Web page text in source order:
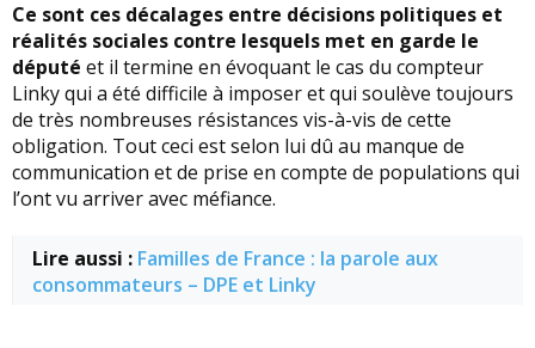
Ce sont ces décalages entre décisions politiques et
réalités sociales contre lesquels met en garde le
député et il termine en évoquant le cas du compteur
Linky qui a été difficile à imposer et qui soulève toujours
de très nombreuses résistances vis-à-vis de cette
obligation. Tout ceci est selon lui dû au manque de
communication et de prise en compte de populations qui
l’ont vu arriver avec méfiance.
Lire aussi : Familles de France : la parole aux
consommateurs – DPE et Linky